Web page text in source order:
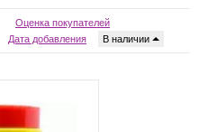
Оценка покупателей
Дата добавления В наличии